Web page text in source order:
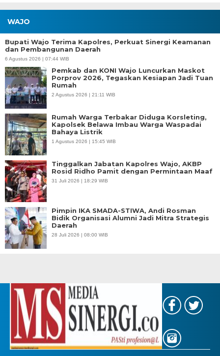
WAJO
Bupati Wajo Terima Kapolres, Perkuat Sinergi Keamanan
dan Pembangunan Daerah
6 Agustus 2026 | 07:44 WIB
Pemkab dan KONI Wajo Luncurkan Maskot
Porprov 2026, Tegaskan Kesiapan Jadi Tuan
Rumah
2 Agustus 2026 | 21:11 WIB
Rumah Warga Terbakar Diduga Korsleting,
Kapolsek Belawa Imbau Warga Waspadai
Bahaya Listrik
1 Agustus 2026 | 15:45 WIB
Tinggalkan Jabatan Kapolres Wajo, AKBP
Rosid Ridho Pamit dengan Permintaan Maaf
31 Juli 2026 | 18:29 WIB
Pimpin IKA SMADA-STIWA, Andi Rosman
Bidik Organisasi Alumni Jadi Mitra Strategis
Daerah
28 Juli 2026 | 08:00 WIB